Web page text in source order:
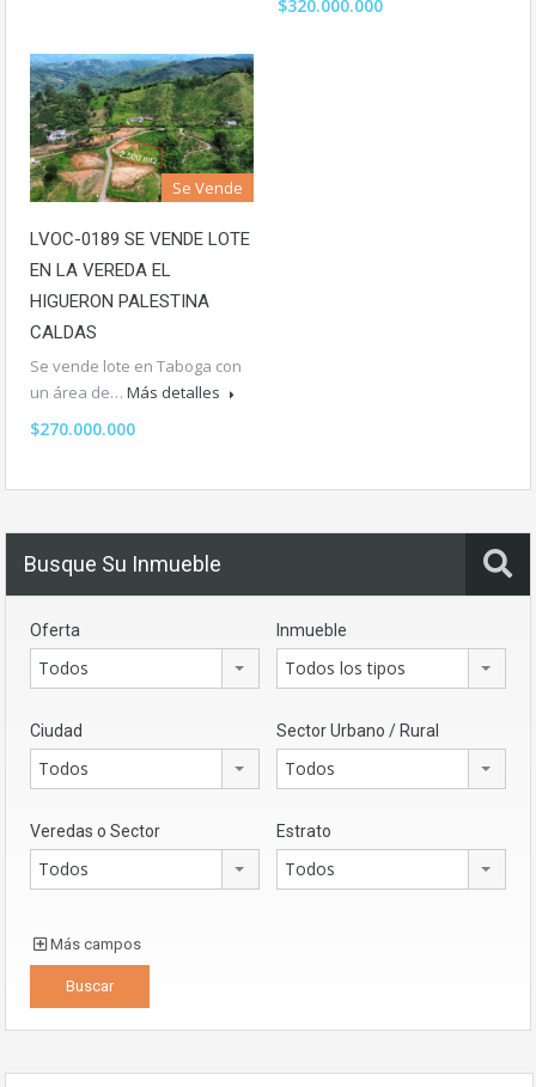
$320.000.000
Se Vende
LVOC-0189 SE VENDE LOTE
EN LA VEREDA EL
HIGUERON PALESTINA
CALDAS
Se vende lote en Taboga con
un área de… Más detalles
$270.000.000
Busque Su Inmueble
Oferta
Todos
Inmueble
Todos los tipos
Ciudad
Todos
Sector Urbano / Rural
Todos
Veredas o Sector
Todos
Estrato
Todos
Más campos